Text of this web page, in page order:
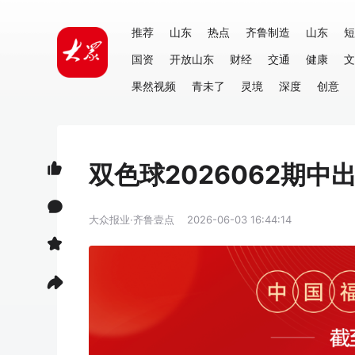
推荐 山东 热点 齐鲁制造 山东
国资
开放山东 财经 交通 健康
果然视频
青未了 灵境 深度 创意
双色球2026062期中
大众报业·齐鲁壹点 2026-06-03 16:44:14